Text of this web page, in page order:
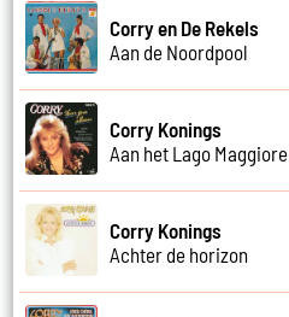
Corry en De Rekels
Aan de Noordpool
Corry Konings
Aan het Lago Maggiore
Corry Konings
Achter de horizon